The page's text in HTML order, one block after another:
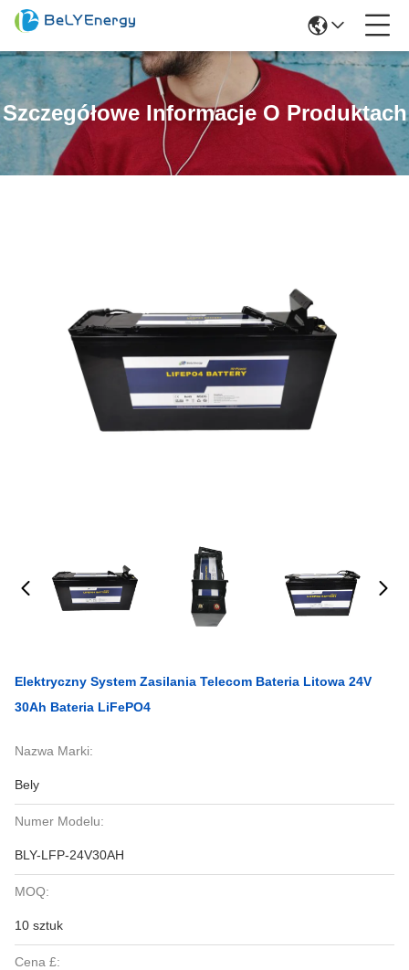
Szczegółowe Informacje O Produktach
Elektryczny System Zasilania Telecom Bateria Litowa 24V
30Ah Bateria LiFePO4
Nazwa Marki:
Bely
Numer Modelu:
BLY-LFP-24V30AH
MOQ:
10 sztuk
Cena £: